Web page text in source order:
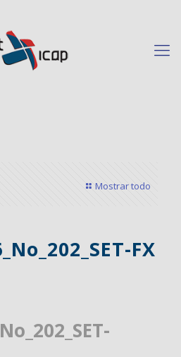
Mostrar todo
FX